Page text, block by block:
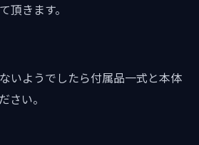
頂きます。
いようでしたら付属品一式と本体
さい。